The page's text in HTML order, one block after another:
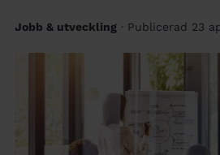
Jobb & utveckling · Publicerad 23